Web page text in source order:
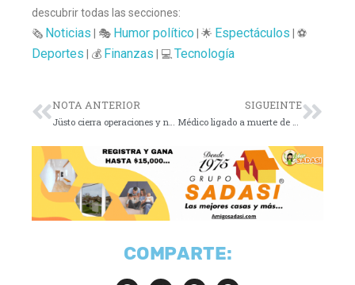
descubrir todas las secciones:
🗞️ Noticias | 🎭 Humor político| 🌟 Espectáculos | ⚽
Deportes | 💰 Finanzas | 💻 Tecnología
NOTA ANTERIOR SIGUEINTE
COMPARTE: